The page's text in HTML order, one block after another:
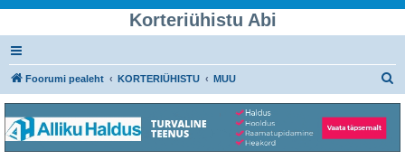
Korteriühistu Abi
Foorumi pealeht KORTERIÜHISTU MUU